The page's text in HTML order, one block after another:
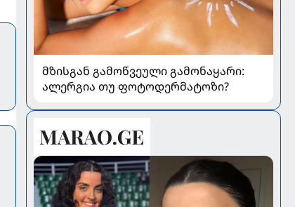
მზისგან გამოწვეული გამონაყარი:
ალერგია თუ ფოტოდერმატოზი?